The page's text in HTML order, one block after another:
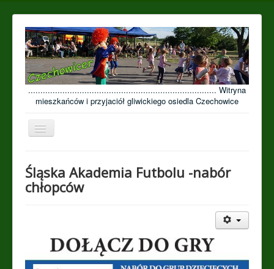
............................................................................. Witryna
mieszkańców i przyjaciół gliwickiego osiedla Czechowice
Przełącz
nawigację
Open menu
Śląska Akademia Futbolu -nabór
chłopców